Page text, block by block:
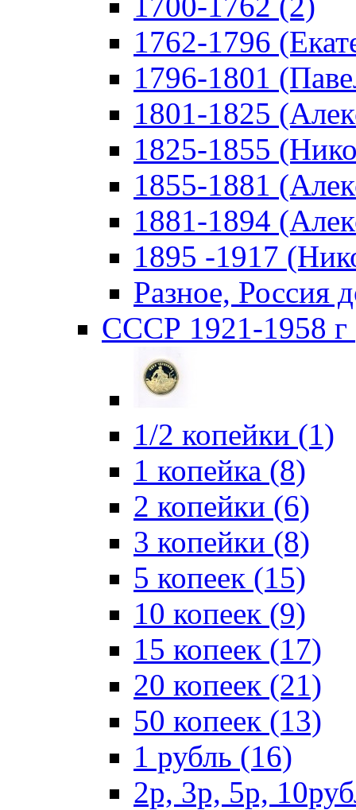
1762-1796
1796-1801
1801-1825
1825-1855
1855-1881
1881-1894
1895 -1917
Разное, Россия
СССР 1921-1958 г
1/2 копейки (1)
1 копейка (8)
2 копейки (6)
3 копейки (8)
5 копеек (15)
10 копеек (9)
15 копеек (17)
20 копеек (21)
50 копеек (13)
1 рубль (16)
2р, 3р, 5р,